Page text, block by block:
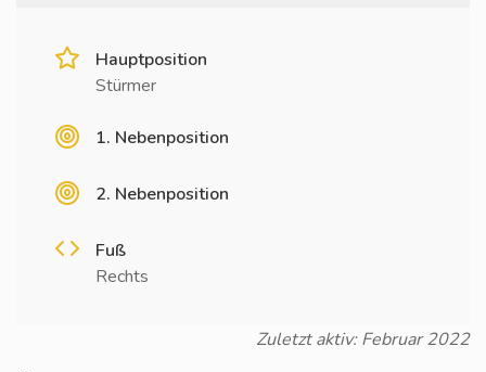
Hauptposition
Stürmer
1. Nebenposition
2. Nebenposition
Fuß
Rechts
Zuletzt aktiv: Februar 2022